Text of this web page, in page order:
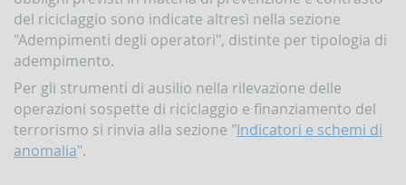
del riciclaggio sono indicate altresì nella sezione
"Adempimenti degli operatori", distinte per tipologia di
adempimento.
Per gli strumenti di ausilio nella rilevazione delle
operazioni sospette di riciclaggio e finanziamento del
terrorismo si rinvia alla sezione "Indicatori e schemi di
anomalia".